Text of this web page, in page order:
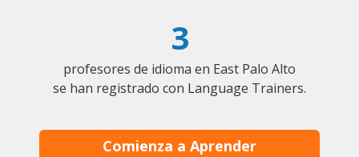
3
profesores de idioma en East Palo Alto
se han registrado con Language Trainers.
Comienza a Aprender